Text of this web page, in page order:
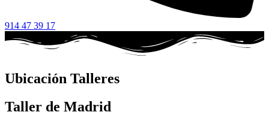
914 47 39 17
Ubicación Talleres
Taller de Madrid